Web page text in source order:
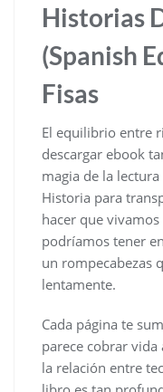
Historias
(Spanish
Fisas
El equilibrio entre
descargar ebook
magia de la
Historia para
hacer que
podríamos tener
un rompecabezas
lentamente.
Cada página te
parece cobrar
la relación entre